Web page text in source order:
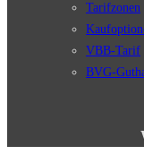
Tarifzonen
VBB-Tarif
BVG-